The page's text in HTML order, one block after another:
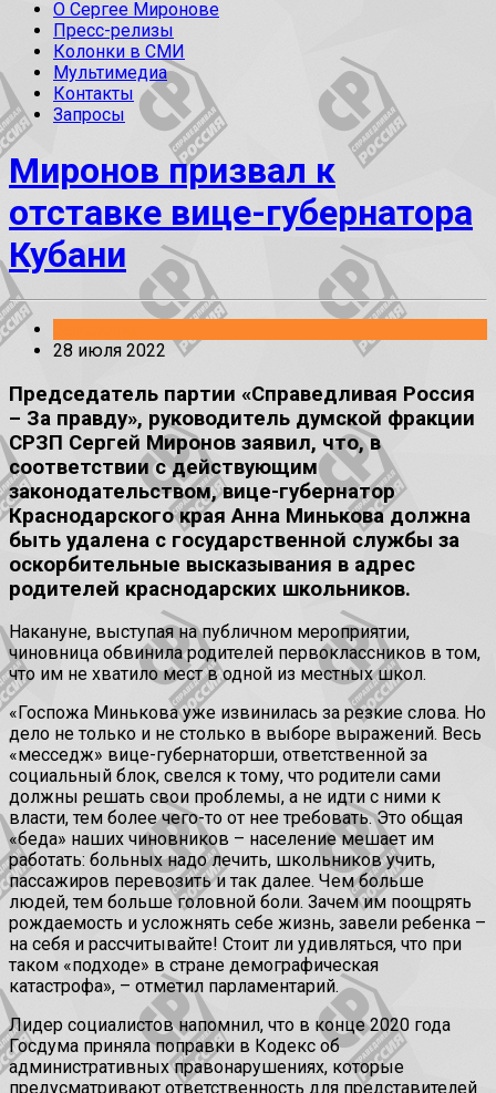
О Сергее Миронове
Пресс-релизы
Колонки в СМИ
Мультимедиа
Контакты
Запросы
Миронов призвал к
отставке вице-губернатора
Кубани
28 июля 2022
Председатель партии «Справедливая Россия
– За правду», руководитель думской фракции
СРЗП Сергей Миронов заявил, что, в
соответствии с действующим
законодательством, вице-губернатор
Краснодарского края Анна Минькова должна
быть удалена с государственной службы за
оскорбительные высказывания в адрес
родителей краснодарских школьников.
Накануне, выступая на публичном мероприятии,
чиновница обвинила родителей первоклассников в том,
что им не хватило мест в одной из местных школ.
«Госпожа Минькова уже извинилась за резкие слова. Но
дело не только и не столько в выборе выражений. Весь
«месседж» вице-губернаторши, ответственной за
социальный блок, свелся к тому, что родители сами
должны решать свои проблемы, а не идти с ними к
власти, тем более чего-то от нее требовать. Это общая
«беда» наших чиновников – население мешает им
работать: больных надо лечить, школьников учить,
пассажиров перевозить и так далее. Чем больше
людей, тем больше головной боли. Зачем им поощрять
рождаемость и усложнять себе жизнь, завели ребенка –
на себя и рассчитывайте! Стоит ли удивляться, что при
таком «подходе» в стране демографическая
катастрофа», – отметил парламентарий.
Лидер социалистов напомнил, что в конце 2020 года
Госдума приняла поправки в Кодекс об
административных правонарушениях, которые
предусматривают ответственность для представителей